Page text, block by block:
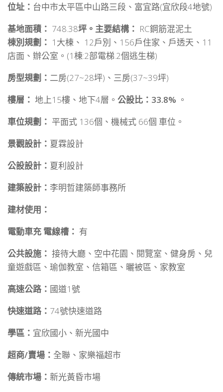
位址： 台中市太平區中山路三段、富宜路(宜欣段4地號)
基地面積： 748.38坪。主要結構： RC鋼筋混泥土
棟別規劃： 1大棟、 12戶別、156戶住家、戶透天、11
店面、辦公室。(1棟:2部電梯.2個逃生梯)
房型規劃： 二房(27~28坪)、三房(37~39坪)
樓層： 地上15樓、地下4層。 公設比：33.8% 。
車位規劃： 平面式 136個、機械式 66個 車位。
景觀設計： 夏霖設計
公設設計： 夏利設計
建築設計： 李明哲建築師事務所
建材使用：
電動車充 電線槽： 有
公共設施： 接待大廳、空中花園、閱覽室、健身房、兒
童遊戲區、瑜伽教室、信箱區、曬被區、家教室
高速公路： 國道1號
快速道路： 74號快速道路
學區： 宜欣國小、新光國中
超商/賣場： 全聯、家樂福超市
傳統市場： 新光黃昏市場